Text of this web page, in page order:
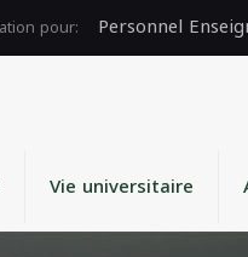
Personnel
Vie universitaire